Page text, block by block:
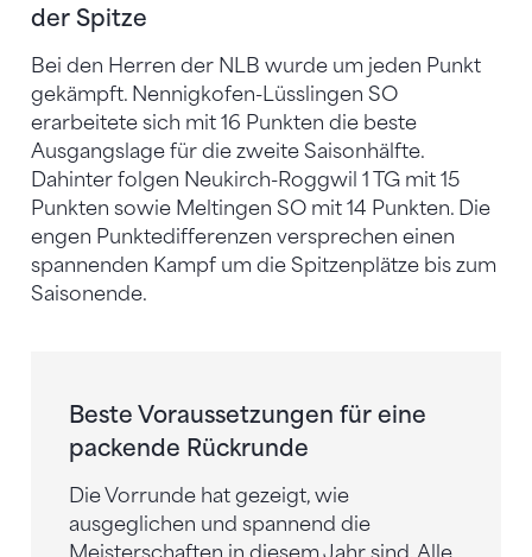
der Spitze
Bei den Herren der NLB wurde um jeden Punkt
gekämpft. Nennigkofen-Lüsslingen SO
erarbeitete sich mit 16 Punkten die beste
Ausgangslage für die zweite Saisonhälfte.
Dahinter folgen Neukirch-Roggwil 1 TG mit 15
Punkten sowie Meltingen SO mit 14 Punkten. Die
engen Punktedifferenzen versprechen einen
spannenden Kampf um die Spitzenplätze bis zum
Saisonende.
Beste Voraussetzungen für eine
packende Rückrunde
Die Vorrunde hat gezeigt, wie
ausgeglichen und spannend die